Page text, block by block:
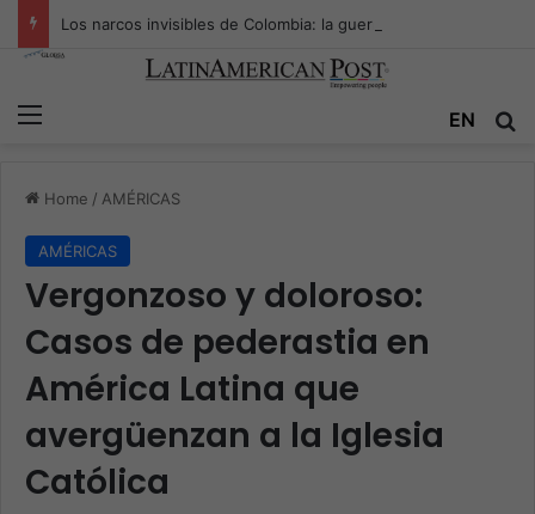
EN
Home / AMÉRICAS
AMÉRICAS
Vergonzoso y doloroso:
Casos de pederastia en
América Latina que
avergüenzan a la Iglesia
Católica